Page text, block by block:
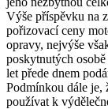
Výše příspěvku na
pořizovací ceny
opravy, nejvýše
poskytnutých
let přede dnem
Podmínkou dále je,
používat k